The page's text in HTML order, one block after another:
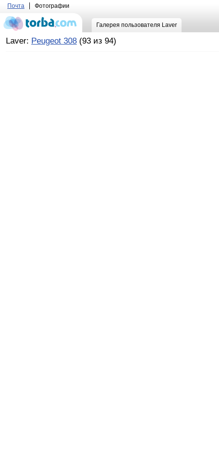
Почта Фотографии
Галерея пользователя Laver
Laver: Peugeot 308 (93 из 94)